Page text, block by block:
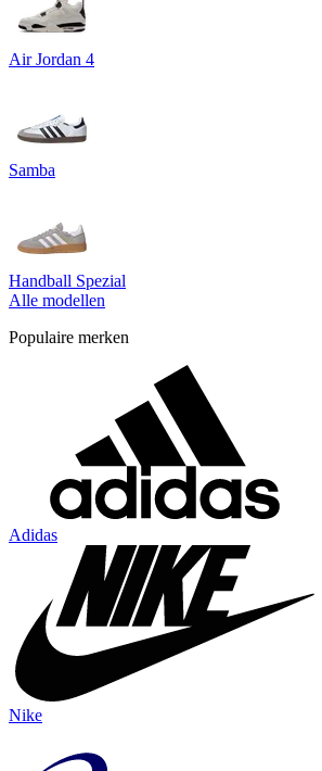
Air Jordan 4
Samba
Handball Spezial
Alle modellen
Populaire merken
Adidas
Nike